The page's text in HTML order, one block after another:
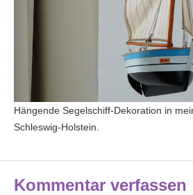
Hängende Segelschiff-Dekoration in
Schleswig-Holstein.
Kommentar verfassen